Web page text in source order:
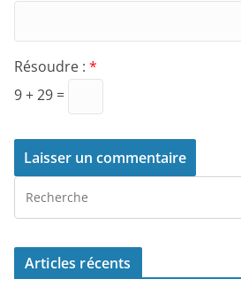
Résoudre : *
9 + 29 =
Articles récents